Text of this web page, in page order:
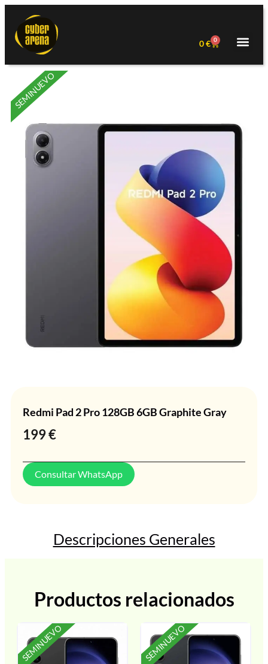
0€ 0
SEMINUEVO
Redmi Pad 2 Pro 128GB 6GB Graphite Gray
199€
Consultar WhatsApp
Descripciones Generales
Productos relacionados
SEMINUEVO SEMINUEVO